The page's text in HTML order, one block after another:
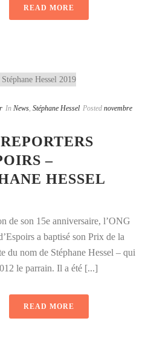
READ MORE
In News Stéphane Hessel Posted novembre
–
HESSEL
de son 15e anniversaire, l’ONG
a baptisé son Prix de la
du nom de Stéphane Hessel – qui
le parrain. Il a été [...]
READ MORE